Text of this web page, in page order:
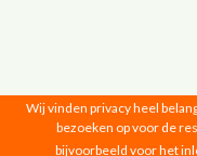
Vrouwen van
Wij vinden privacy heel
bezoeken op voor de
bijvoorbeeld voor het